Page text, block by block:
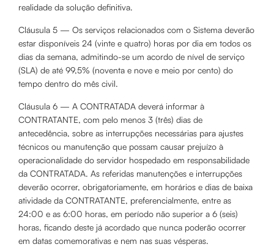
realidade da solução definitiva.
Cláusula 5 — Os serviços relacionados com o Sistema deverão
estar disponíveis 24 (vinte e quatro) horas por dia em todos os
dias da semana, admitindo-se um acordo de nível de serviço
(SLA) de até 99,5% (noventa e nove e meio por cento) do
tempo dentro do mês civil.
Cláusula 6 — A CONTRATADA deverá informar à
CONTRATANTE, com pelo menos 3 (três) dias de
antecedência, sobre as interrupções necessárias para ajustes
técnicos ou manutenção que possam causar prejuízo à
operacionalidade do servidor hospedado em responsabilidade
da CONTRATADA. As referidas manutenções e interrupções
deverão ocorrer, obrigatoriamente, em horários e dias de baixa
atividade da CONTRATANTE, preferencialmente, entre as
24:00 e as 6:00 horas, em período não superior a 6 (seis)
horas, ficando deste já acordado que nunca poderão ocorrer
em datas comemorativas e nem nas suas vésperas.